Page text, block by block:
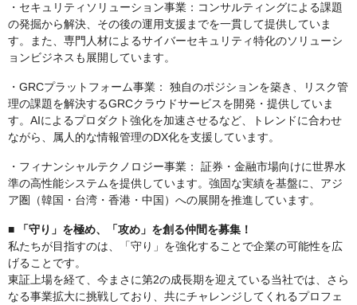
・セキュリティソリューション事業：コンサルティングによる課題
の発掘から解決、その後の運用支援までを一貫して提供していま
す。また、専門人材によるサイバーセキュリティ特化のソリューシ
ョンビジネスも展開しています。
・GRCプラットフォーム事業： 独自のポジションを築き、リスク管
理の課題を解決するGRCクラウドサービスを開発・提供していま
す。AIによるプロダクト強化を加速させるなど、トレンドに合わせ
ながら、属人的な情報管理のDX化を支援しています。
・フィナンシャルテクノロジー事業： 証券・金融市場向けに世界水
準の高性能システムを提供しています。強固な実績を基盤に、アジ
ア圏（韓国・台湾・香港・中国）への展開を推進しています。
■ 「守り」を極め、「攻め」を創る仲間を募集！
私たちが目指すのは、「守り」を強化することで企業の可能性を広
げることです。
東証上場を経て、今まさに第2の成長期を迎えている当社では、さら
なる事業拡大に挑戦しており、共にチャレンジしてくれるプロフェ